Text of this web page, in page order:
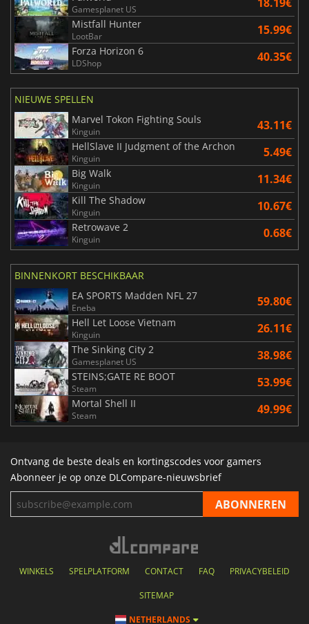
Gamesplanet US
Mistfall Hunter
LootBar 15.99€
Forza Horizon 6
LDShop 40.35€
NIEUWE SPELLEN
Marvel Tokon Fighting Souls
Kinguin 43.11€
HellSlave II Judgment of the Archon
Kinguin 5.49€
Big Walk
Kinguin 11.34€
Kill The Shadow
Kinguin 10.67€
Retrowave 2
Kinguin 0.68€
BINNENKORT BESCHIKBAAR
EA SPORTS Madden NFL 27
Eneba 59.80€
Hell Let Loose Vietnam
Kinguin 26.11€
The Sinking City 2
Gamesplanet US 38.98€
STEINS;GATE RE BOOT
Steam 53.99€
Mortal Shell II
Steam 49.99€
Ontvang de beste deals en kortingscodes voor gamers
Abonneer je op onze DLCompare-nieuwsbrief
WINKELS SPELPLATFORM CONTACT FAQ PRIVACYBELEID
SITEMAP
NETHERLANDS